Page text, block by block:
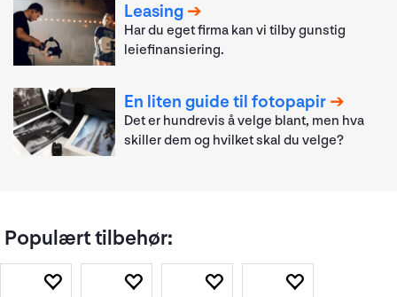
Leasing
Har du eget firma kan vi tilby gunstig
leiefinansiering.
En liten guide til fotopapir
Det er hundrevis å velge blant, men hva
skiller dem og hvilket skal du velge?
Populært tilbehør: